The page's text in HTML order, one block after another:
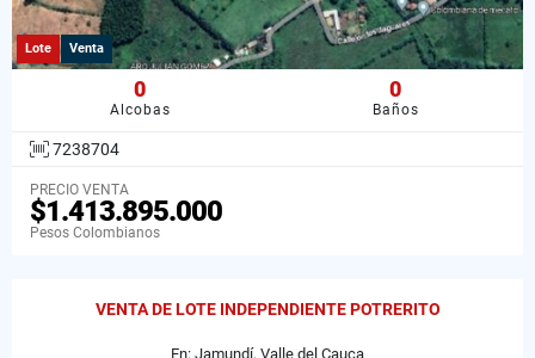
Lote Venta
0
Alcobas
0
Baños
7238704
PRECIO VENTA
$1.413.895.000
Pesos Colombianos
VENTA DE LOTE INDEPENDIENTE POTRERITO
En: Jamundí, Valle del Cauca